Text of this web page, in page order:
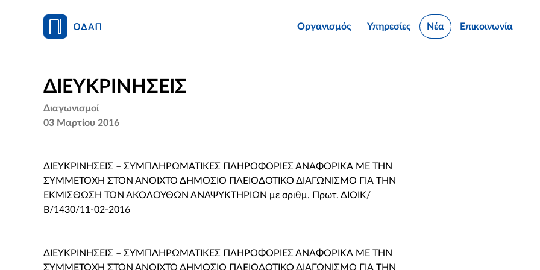
Οργανισμός Υπηρεσίες Νέα Επικοινωνία
ΔΙΕΥΚΡΙΝΗΣΕΙΣ
Διαγωνισμοί
03 Μαρτίου 2016
ΔΙΕΥΚΡΙΝΗΣΕΙΣ – ΣΥΜΠΛΗΡΩΜΑΤΙΚΕΣ ΠΛΗΡΟΦΟΡΙΕΣ ΑΝΑΦΟΡΙΚΑ ΜΕ ΤΗΝ
ΣΥΜΜΕΤΟΧΗ ΣΤΟΝ ΑΝΟΙΧΤΟ ΔΗΜΟΣΙΟ ΠΛΕΙΟΔΟΤΙΚΟ ΔΙΑΓΩΝΙΣΜΟ ΓΙΑ ΤΗΝ
ΕΚΜΙΣΘΩΣΗ ΤΩΝ ΑΚΟΛΟΥΘΩΝ ΑΝΑΨΥΚΤΗΡΙΩΝ με αριθμ. Πρωτ. ΔΙΟΙΚ/
Β/1430/11-02-2016
ΔΙΕΥΚΡΙΝΗΣΕΙΣ – ΣΥΜΠΛΗΡΩΜΑΤΙΚΕΣ ΠΛΗΡΟΦΟΡΙΕΣ ΑΝΑΦΟΡΙΚΑ ΜΕ ΤΗΝ
ΣΥΜΜΕΤΟΧΗ ΣΤΟΝ ΑΝΟΙΧΤΟ ΔΗΜΟΣΙΟ ΠΛΕΙΟΔΟΤΙΚΟ ΔΙΑΓΩΝΙΣΜΟ ΓΙΑ ΤΗΝ